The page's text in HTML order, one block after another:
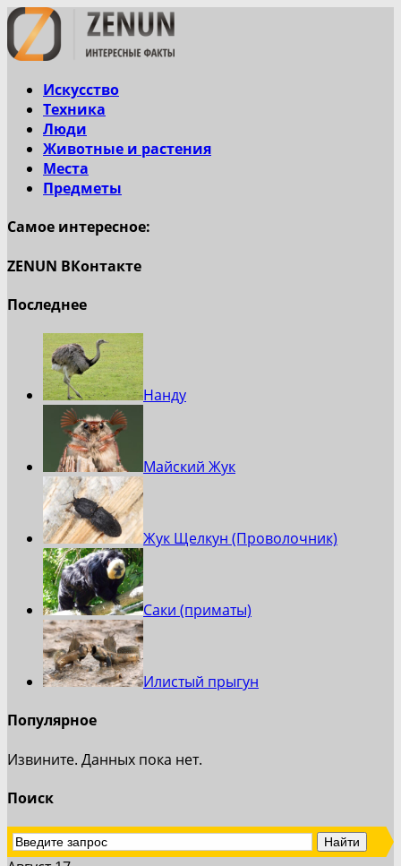
Искусство
Техника
Люди
Животные и растения
Места
Предметы
Самое интересное:
ZENUN ВКонтакте
Последнее
Нанду
Майский Жук
Жук Щелкун (Проволочник)
Саки (приматы)
Илистый прыгун
Популярное
Извините. Данных пока нет.
Поиск